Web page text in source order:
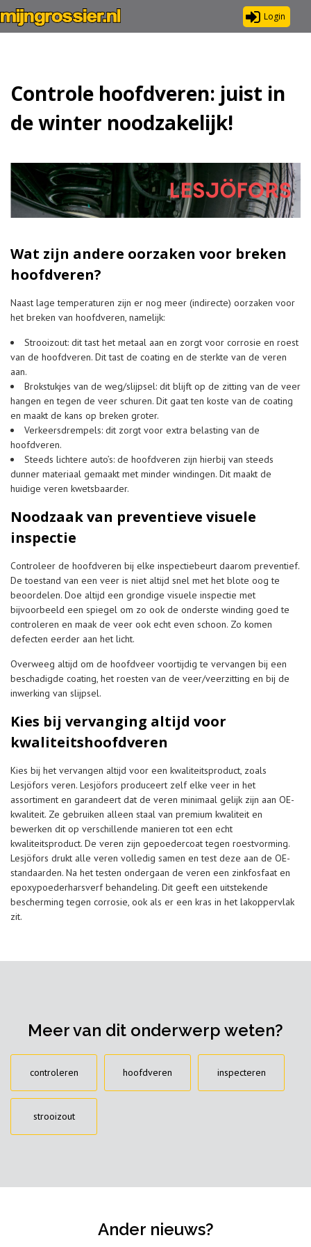
Login
Controle hoofdveren: juist in
de winter noodzakelijk!
Wat zijn andere oorzaken voor breken
hoofdveren?
Naast lage temperaturen zijn er nog meer (indirecte) oorzaken voor
het breken van hoofdveren, namelijk:
Strooizout: dit tast het metaal aan en zorgt voor corrosie en roest
van de hoofdveren. Dit tast de coating en de sterkte van de veren
aan.
Brokstukjes van de weg/slijpsel: dit blijft op de zitting van de veer
hangen en tegen de veer schuren. Dit gaat ten koste van de coating
en maakt de kans op breken groter.
Verkeersdrempels: dit zorgt voor extra belasting van de
hoofdveren.
Steeds lichtere auto’s: de hoofdveren zijn hierbij van steeds
dunner materiaal gemaakt met minder windingen. Dit maakt de
huidige veren kwetsbaarder.
Noodzaak van preventieve visuele
inspectie
Controleer de hoofdveren bij elke inspectiebeurt daarom preventief.
De toestand van een veer is niet altijd snel met het blote oog te
beoordelen. Doe altijd een grondige visuele inspectie met
bijvoorbeeld een spiegel om zo ook de onderste winding goed te
controleren en maak de veer ook echt even schoon. Zo komen
defecten eerder aan het licht.
Overweeg altijd om de hoofdveer voortijdig te vervangen bij een
beschadigde coating, het roesten van de veer/veerzitting en bij de
inwerking van slijpsel.
Kies bij vervanging altijd voor
kwaliteitshoofdveren
Kies bij het vervangen altijd voor een kwaliteitsproduct, zoals
Lesjöfors veren. Lesjöfors produceert zelf elke veer in het
assortiment en garandeert dat de veren minimaal gelijk zijn aan OE-
kwaliteit. Ze gebruiken alleen staal van premium kwaliteit en
bewerken dit op verschillende manieren tot een echt
kwaliteitsproduct. De veren zijn gepoedercoat tegen roestvorming.
Lesjöfors drukt alle veren volledig samen en test deze aan de OE-
standaarden. Na het testen ondergaan de veren een zinkfosfaat en
epoxypoederharsverf behandeling. Dit geeft een uitstekende
bescherming tegen corrosie, ook als er een kras in het lakoppervlak
zit.
Meer van dit onderwerp weten?
controleren hoofdveren inspecteren
strooizout
Ander nieuws?